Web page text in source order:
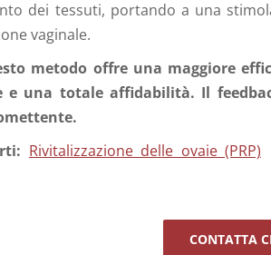
dei tessuti, portando a una
vaginale.
metodo offre una maggiore
una totale affidabilità. Il
Rivitalizzazione delle ovaie (PRP)
CONTATTA